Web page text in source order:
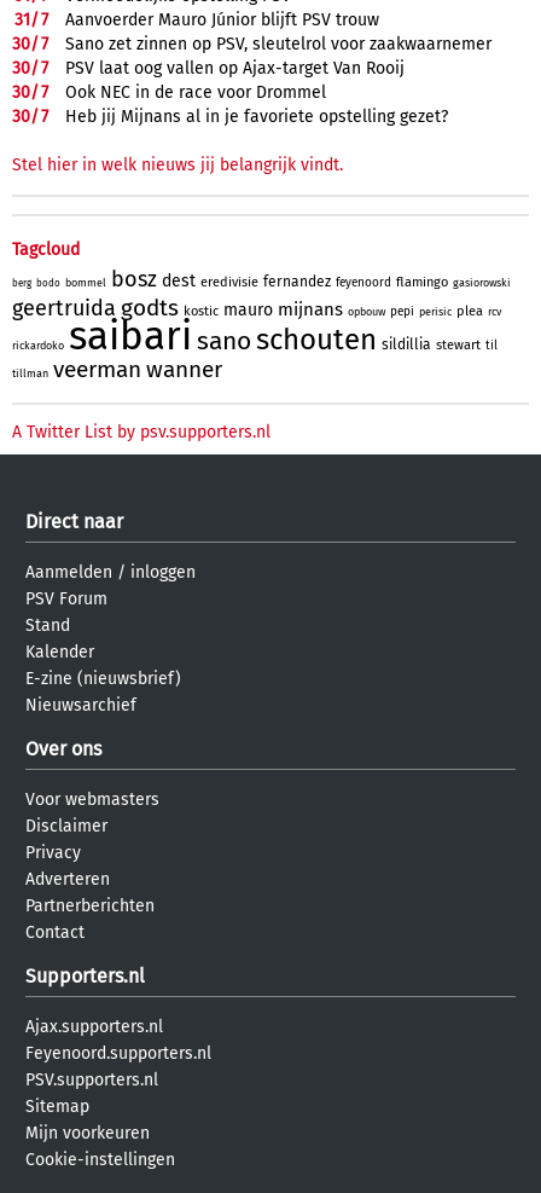
31/7
Aanvoerder Mauro Júnior blijft PSV trouw
30/7
Sano zet zinnen op PSV, sleutelrol voor zaakwaarnemer
30/7
PSV laat oog vallen op Ajax-target Van Rooij
30/7
Ook NEC in de race voor Drommel
30/7 Heb jij Mijnans al in je favoriete opstelling gezet?
Stel hier in welk nieuws jij belangrijk vindt.
Tagcloud
berg bodo bommel bosz dest eredivisie fernandez feyenoord flamingo gasiorowski
geertruida godts kostic mauro mijnans opbouw pepi perisic plea rcv
rickardoko saibari sanoschouten sildillia stewart til
tillman veerman wanner
A Twitter List by psv.supporters.nl
Direct naar
Aanmelden / inloggen
PSV Forum
Stand
Kalender
E-zine (nieuwsbrief)
Nieuwsarchief
Over ons
Voor webmasters
Disclaimer
Privacy
Adverteren
Partnerberichten
Contact
Supporters.nl
Ajax.supporters.nl
Feyenoord.supporters.nl
PSV.supporters.nl
Sitemap
Mijn voorkeuren
Cookie-instellingen